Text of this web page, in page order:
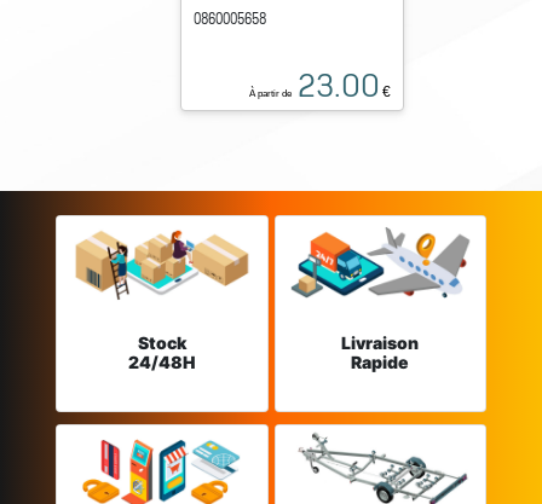
0860005658
À partir de 23.00 €
Stock
24/48H
Livraison
Rapide